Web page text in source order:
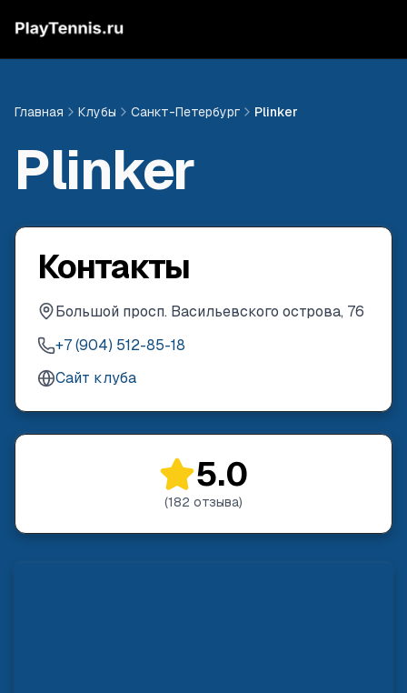
Главная Клубы Санкт-Петербург Plinker
Plinker
Контакты
Большой просп. Васильевского острова, 76
+7 (904) 512-85-18
Сайт клуба
5.0
(182 отзыва)